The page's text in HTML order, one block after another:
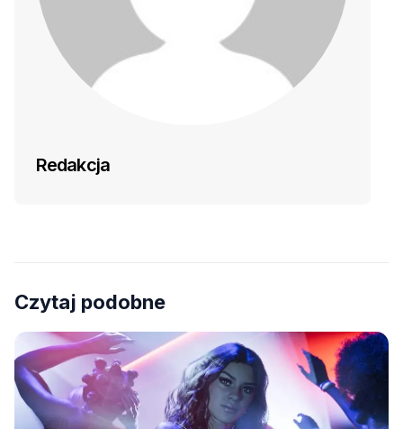
Redakcja
Czytaj podobne